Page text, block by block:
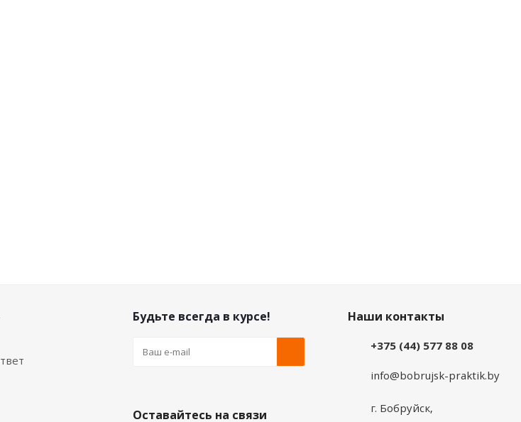
Будьте всегда в курсе!
Оставайтесь на связи
Наши контакты
+375 (44) 577 88 08
info@bobrujsk-praktik.by
г. Бобруйск,